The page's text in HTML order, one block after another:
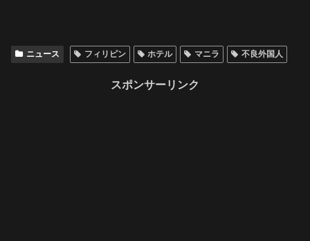
ニュース フィリピン ホテル マニラ 不良外国人
スポンサーリンク